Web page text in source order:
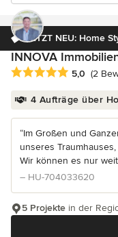
JETZT NEU: Home
INNOVA
Durchschnittliche
5,0 (2
4 Aufträge über
“Im Großen und
unseres
Wir können es nur
– HU-704033620
5 Projekte in der